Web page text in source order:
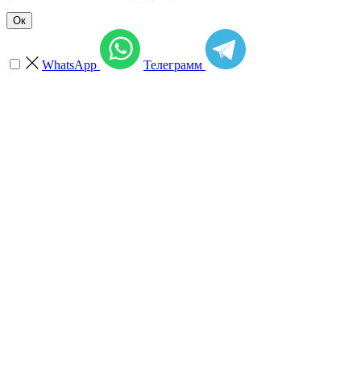
Ок
WhatsApp Телеграмм